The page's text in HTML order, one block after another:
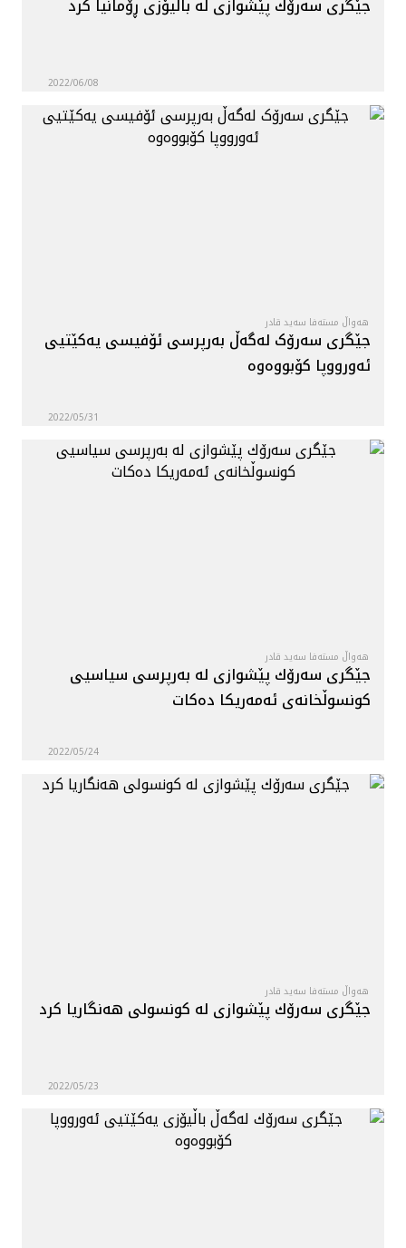
جێگرى سه‌رۆك پێشوازى له‌ باليۆزى ڕۆمانيا كرد
2022/06/08
هەواڵ مستەفا سەید قادر
جێگری سه‌رۆک له‌گه‌ڵ بەرپرسی ئۆفیسی یەکێتیی
ئەورووپا کۆبووه‌وه‌
2022/05/31
هەواڵ مستەفا سەید قادر
جێگری سەرۆك پێشوازی لە بەرپرسی سیاسیی
كونسوڵخانەی ئەمەریكا دەكات
2022/05/24
هەواڵ مستەفا سەید قادر
جێگرى سه‌رۆك پێشوازى له‌ كونسولى هه‌نگاريا كرد
2022/05/23